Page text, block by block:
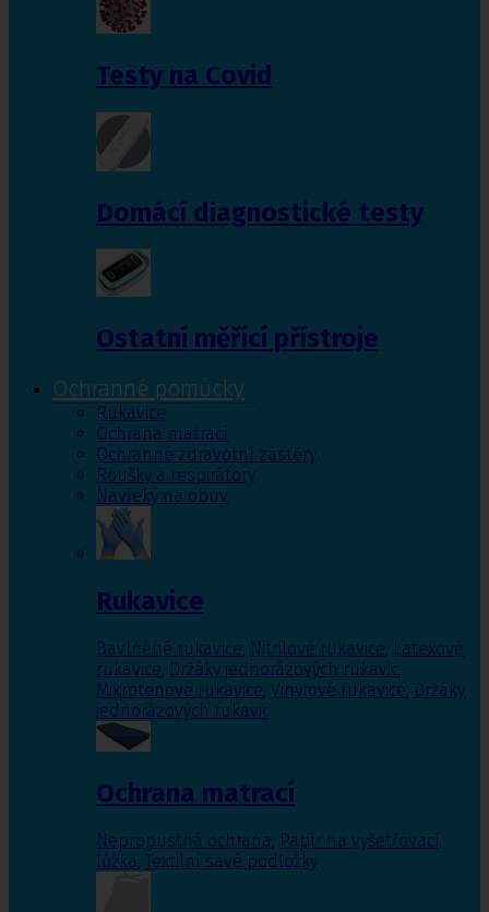
Testy na Covid
Domácí diagnostické testy
Ostatní měřící přístroje
Ochranné pomůcky
Rukavice
Ochrana matrací
Ochranné zdravotní zástěry
Roušky a respirátory
Návleky na obuv
Rukavice
Bavlněné rukavice, Nitrilové rukavice, Latexové
rukavice, Držáky jednorázových rukavic,
Mikrotenové rukavice, Vinylové rukavice, Držáky
jednorázových rukavic
Ochrana matrací
Nepropustná ochrana, Papír na vyšetřovací
lůžka, Textilní savé podložky